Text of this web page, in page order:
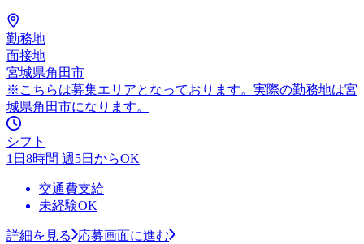
勤務地
面接地
宮城県角田市
※こちらは募集エリアとなっております。実際の勤務地は宮
城県角田市になります。
シフト
1日8時間 週5日からOK
交通費支給
未経験OK
詳細を見る
応募画面に進む